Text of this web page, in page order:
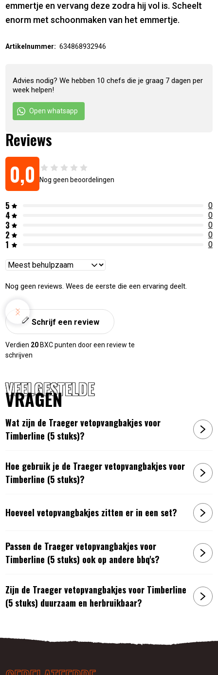
emmertje en vervang deze zodra hij vol is. Scheelt
enorm met schoonmaken van het emmertje.
Artikelnummer: 634868932946
Advies nodig? We hebben 10 chefs die je graag 7 dagen per
week helpen!
Open whatsapp
Reviews
0,0 Nog geen beoordelingen
5 0
4 0
3 0
2 0
1 0
Reviews
Nog geen reviews. Wees de eerste die een ervaring deelt.
Schrijf een review
Verdien 20 BXC punten door een review te
schrijven
VEELGESTELDE
VRAGEN
Wat zijn de Traeger vetopvangbakjes voor
Timberline (5 stuks)?
Hoe gebruik je de Traeger vetopvangbakjes voor
Timberline (5 stuks)?
Hoeveel vetopvangbakjes zitten er in een set?
Passen de Traeger vetopvangbakjes voor
Timberline (5 stuks) ook op andere bbq's?
Zijn de Traeger vetopvangbakjes voor Timberline
(5 stuks) duurzaam en herbruikbaar?